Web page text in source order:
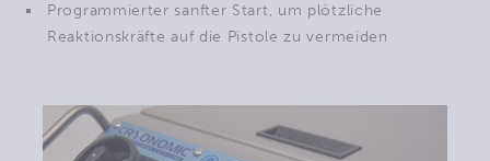
Programmierter sanfter Start, um plötzliche
Reaktionskräfte auf die Pistole zu vermeiden